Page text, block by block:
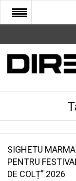
START
COMUNITATE
SANATATE
SPORT
SIGHETU
PENTRU
DE COLȚ” 2026